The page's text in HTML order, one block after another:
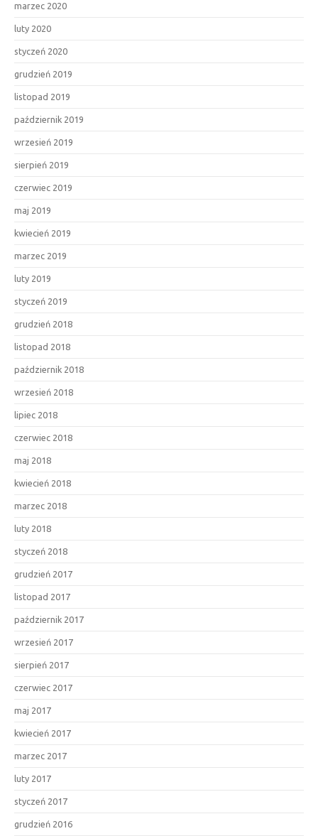
marzec 2020
luty 2020
styczeń 2020
grudzień 2019
listopad 2019
październik 2019
wrzesień 2019
sierpień 2019
czerwiec 2019
maj 2019
kwiecień 2019
marzec 2019
luty 2019
styczeń 2019
grudzień 2018
listopad 2018
październik 2018
wrzesień 2018
lipiec 2018
czerwiec 2018
maj 2018
kwiecień 2018
marzec 2018
luty 2018
styczeń 2018
grudzień 2017
listopad 2017
październik 2017
wrzesień 2017
sierpień 2017
czerwiec 2017
maj 2017
kwiecień 2017
marzec 2017
luty 2017
styczeń 2017
grudzień 2016